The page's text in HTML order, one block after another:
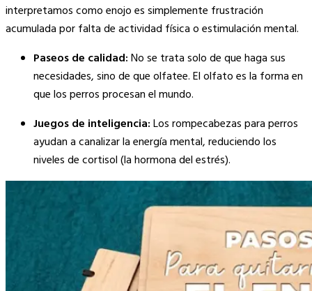
interpretamos como enojo es simplemente frustración
acumulada por falta de actividad física o estimulación mental.
Paseos de calidad:No se trata solo de que haga sus
necesidades, sino de que olfatee. El olfato es la forma en
que los perros procesan el mundo.
Juegos de inteligencia:Los rompecabezas para perros
ayudan a canalizar la energía mental, reduciendo los
niveles de cortisol (la hormona del estrés).